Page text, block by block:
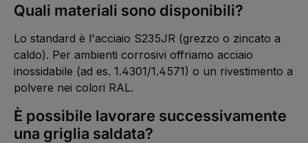
Quali materiali sono disponibili?
Lo standard è l'acciaio S235JR (grezzo o zincato a
caldo). Per ambienti corrosivi offriamo acciaio
inossidabile (ad es. 1.4301/1.4571) o un rivestimento a
polvere nei colori RAL.
È possibile lavorare successivamente
una griglia saldata?